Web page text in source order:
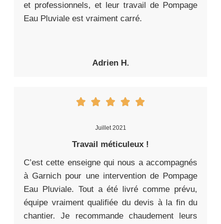
et professionnels, et leur travail de Pompage
Eau Pluviale est vraiment carré.
Adrien H.
Juillet 2021
Travail méticuleux !
C’est cette enseigne qui nous a accompagnés
à Garnich pour une intervention de Pompage
Eau Pluviale. Tout a été livré comme prévu,
équipe vraiment qualifiée du devis à la fin du
chantier. Je recommande chaudement leurs